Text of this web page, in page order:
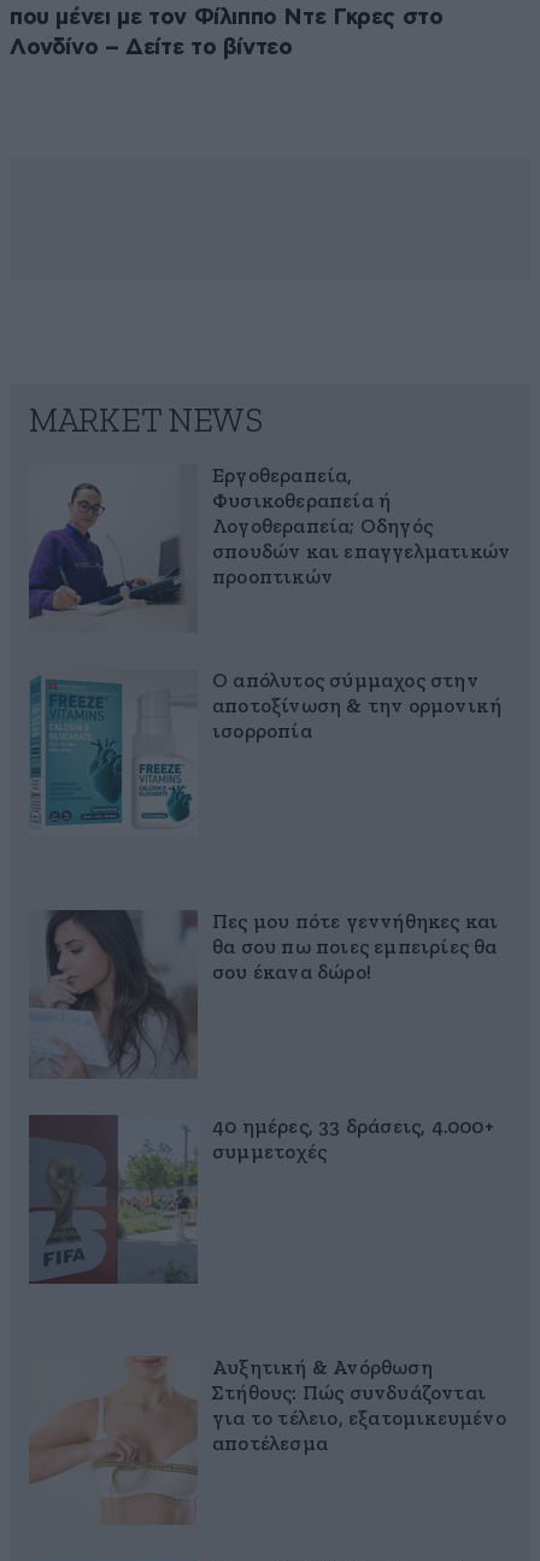
που μένει με τον Φίλιππο Ντε Γκρες στο
Λονδίνο – Δείτε το βίντεο
MARKET NEWS
Εργοθεραπεία,
Φυσικοθεραπεία ή
Λογοθεραπεία; Οδηγός
σπουδών και επαγγελματικών
προοπτικών
Ο απόλυτος σύμμαχος στην
αποτοξίνωση & την ορμονική
ισορροπία
Πες μου πότε γεννήθηκες και
θα σου πω ποιες εμπειρίες θα
σου έκανα δώρο!
40 ημέρες, 33 δράσεις, 4.000+
συμμετοχές
Αυξητική & Ανόρθωση
Στήθους: Πώς συνδυάζονται
για το τέλειο, εξατομικευμένο
αποτέλεσμα